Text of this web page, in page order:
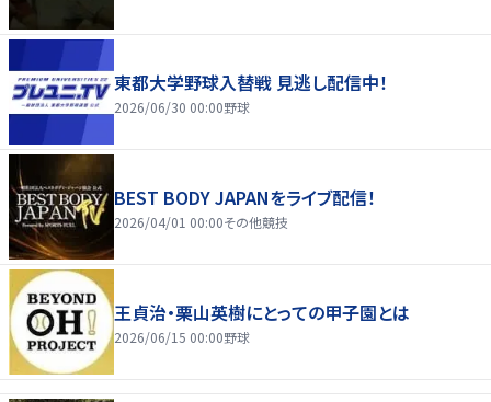
東都大学野球入替戦 見逃し配信中！
2026/06/30 00:00野球
BEST BODY JAPANをライブ配信！
2026/04/01 00:00その他競技
王貞治・栗山英樹にとっての甲子園とは
2026/06/15 00:00野球